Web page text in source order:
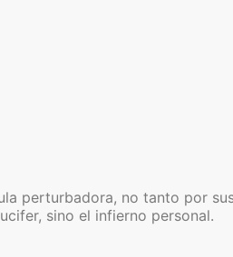
perturbadora, no tanto por
sino el infierno personal.